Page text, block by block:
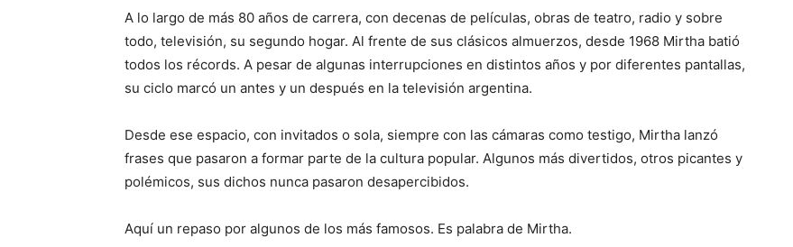
A lo largo de más 80 años de carrera, con decenas de películas, obras de teatro, radio y sobre
todo, televisión, su segundo hogar. Al frente de sus clásicos almuerzos, desde 1968 Mirtha batió
todos los récords. A pesar de algunas interrupciones en distintos años y por diferentes pantallas,
su ciclo marcó un antes y un después en la televisión argentina.
Desde ese espacio, con invitados o sola, siempre con las cámaras como testigo, Mirtha lanzó
frases que pasaron a formar parte de la cultura popular. Algunos más divertidos, otros picantes y
polémicos, sus dichos nunca pasaron desapercibidos.
Aquí un repaso por algunos de los más famosos. Es palabra de Mirtha.